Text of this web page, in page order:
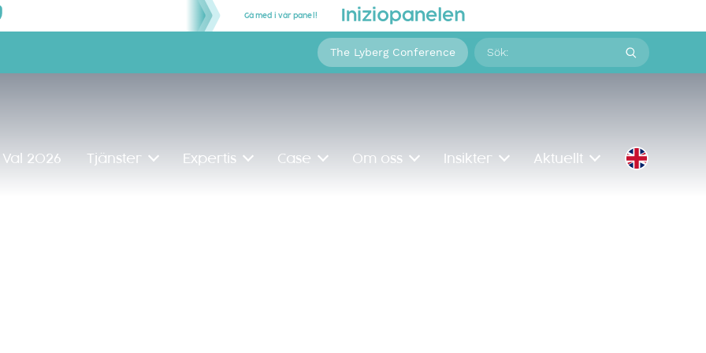
Gå med i vår panel!
The Lyberg Conference
Sök
på:
Val 2026 Tjänster Expertis Case Om oss Insikter Aktuellt